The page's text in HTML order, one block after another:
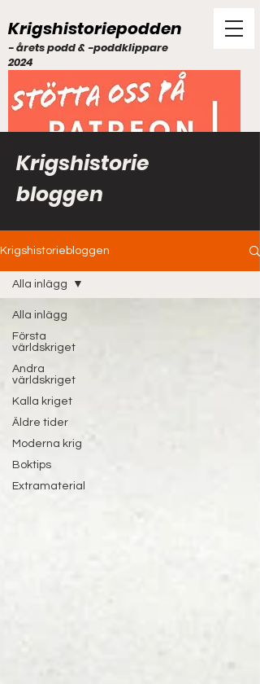
Krigshistoriepodden
- årets podd & -poddklippare
2024
Krigshistorie
bloggen
Krigshistoriebloggen
Alla inlägg
Första
världskriget
Andra
världskriget
Kalla kriget
Äldre tider
Moderna krig
Boktips
Extramaterial
Alla inlägg